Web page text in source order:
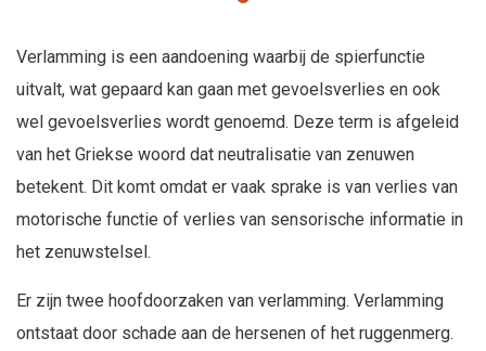
Verlamming is een aandoening waarbij de spierfunctie
uitvalt, wat gepaard kan gaan met gevoelsverlies en ook
wel gevoelsverlies wordt genoemd. Deze term is afgeleid
van het Griekse woord dat neutralisatie van zenuwen
betekent. Dit komt omdat er vaak sprake is van verlies van
motorische functie of verlies van sensorische informatie in
het zenuwstelsel.
Er zijn twee hoofdoorzaken van verlamming. Verlamming
ontstaat door schade aan de hersenen of het ruggenmerg.